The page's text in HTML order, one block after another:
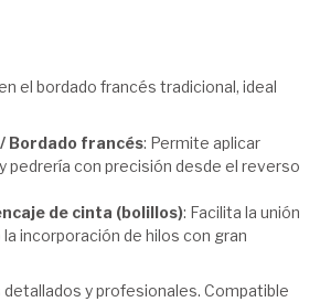
el bordado francés tradicional, ideal
Bordado francés: Permite aplicar
pedrería con precisión desde el reverso
de cinta (bolillos): Facilita la unión
incorporación de hilos con gran
y profesionales. Compatible